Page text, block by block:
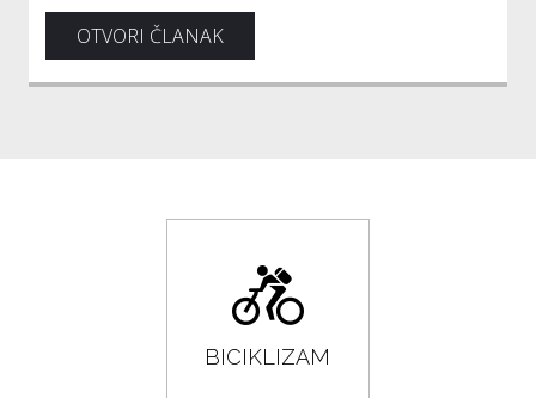
OTVORI ČLANAK
BICIKLIZAM